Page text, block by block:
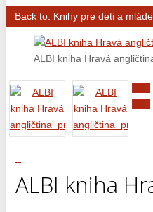
Back to: Knihy pre deti a
ALBI kniha Hravá
Hravá angličtina
ALBI kniha